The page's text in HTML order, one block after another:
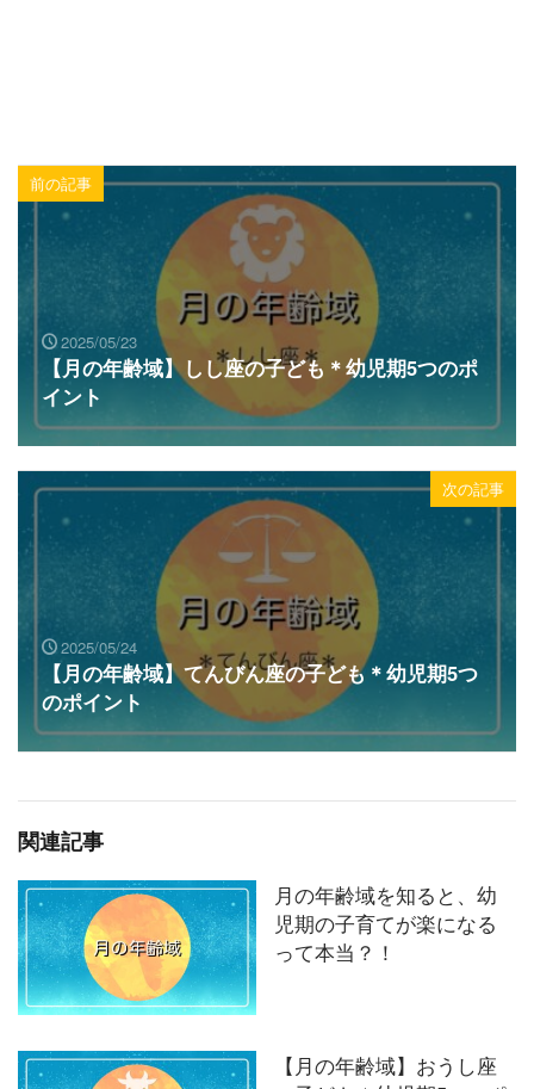
前の記事
2025/05/23
【月の年齢域】しし座の子ども＊幼児期5つのポ
イント
次の記事
2025/05/24
【月の年齢域】てんびん座の子ども＊幼児期5つ
のポイント
関連記事
月の年齢域を知ると、幼
児期の子育てが楽になる
って本当？！
【月の年齢域】おうし座